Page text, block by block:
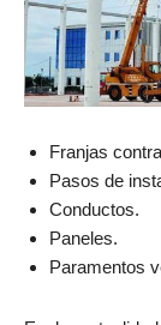
Franjas
Pasos de
Conductos.
Paneles.
Paramentos